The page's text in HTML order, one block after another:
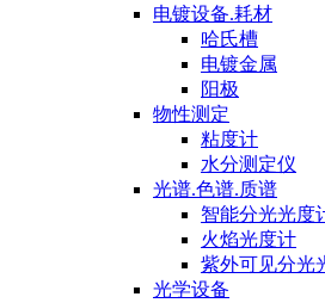
电镀设备.耗材
哈氏槽
电镀金属
阳极
物性测定
粘度计
水分测定仪
光谱.色谱.质谱
智能分光光度
火焰光度计
紫外可见分光
光学设备